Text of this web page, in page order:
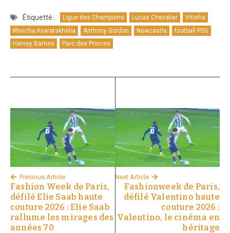
Étiquetté : Ligue des Champions Lucas Chevalier
Vitinha
Khvicha Kvaratskhelia
Anthony Gordon Newcastle
football PSG
Harvey Barnes
Parc des Princes
Previous Article
Fashion Week de Paris,
défilé Elie Saab haute
couture 2026 : Elie Saab
rallume les mirages des
années 70
Next Article
Fashionweek de Paris,
défilé Valentino haute
couture 2026 :
Valentino, le cinéma en
héritage